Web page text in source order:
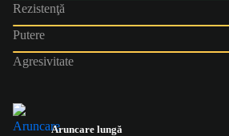
Rezistenţă
Putere
Agresivitate
Aruncare lungă